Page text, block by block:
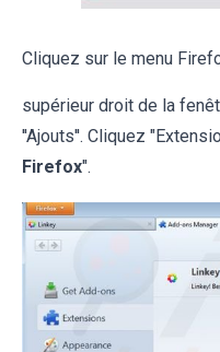
Cliquez sur le menu
supérieur droit de la
''Ajouts''. Cliquez
Firefox".